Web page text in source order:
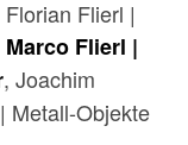
Flierl |
Marco Flierl |
, Joachim
Metall-Objekte